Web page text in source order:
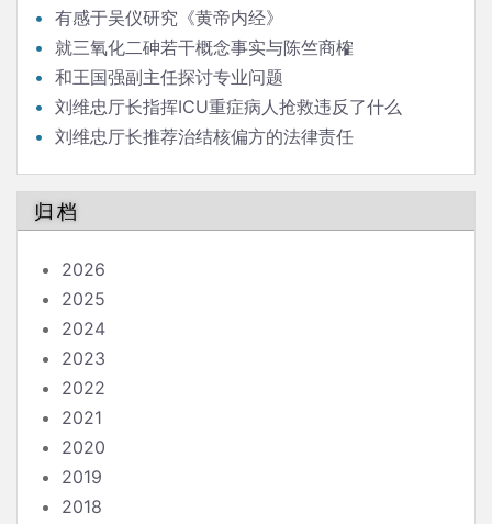
有感于吴仪研究《黄帝内经》
就三氧化二砷若干概念事实与陈竺商榷
和王国强副主任探讨专业问题
刘维忠厅长指挥ICU重症病人抢救违反了什么
刘维忠厅长推荐治结核偏方的法律责任
归档
2026
2025
2024
2023
2022
2021
2020
2019
2018